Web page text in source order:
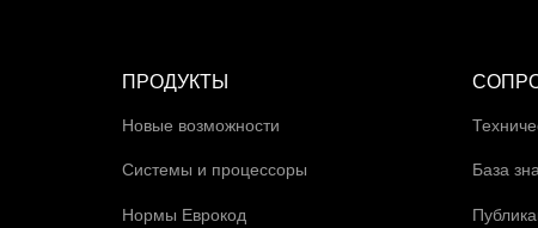
ПРОДУКТЫ
Новые возможности
Системы и процессоры
Нормы Еврокод
База